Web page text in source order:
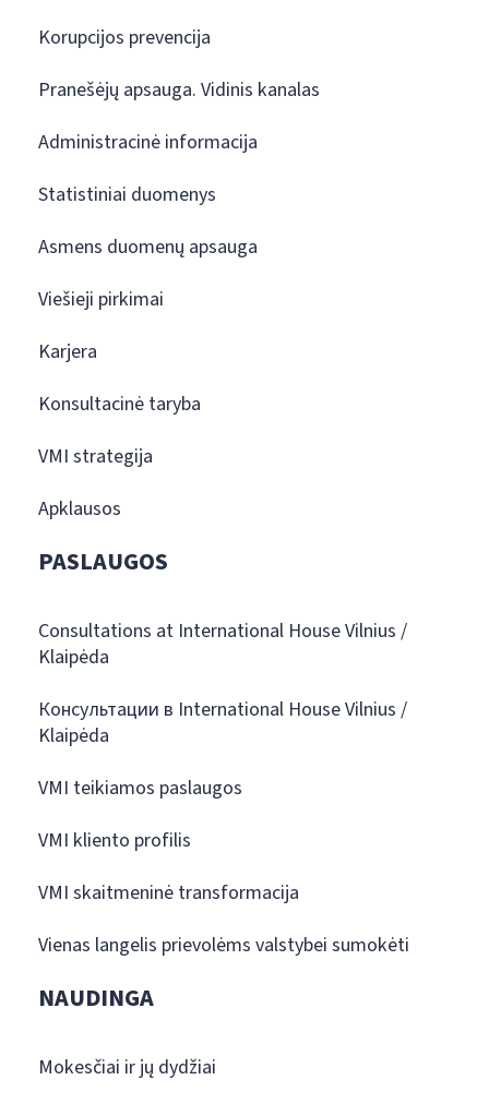
Korupcijos prevencija
Pranešėjų apsauga. Vidinis kanalas
Administracinė informacija
Statistiniai duomenys
Asmens duomenų apsauga
Viešieji pirkimai
Karjera
Konsultacinė taryba
VMI strategija
Apklausos
PASLAUGOS
Consultations at International House Vilnius /
Klaipėda
Консультации в International House Vilnius /
Klaipėda
VMI teikiamos paslaugos
VMI kliento profilis
VMI skaitmeninė transformacija
Vienas langelis prievolėms valstybei sumokėti
NAUDINGA
Mokesčiai ir jų dydžiai